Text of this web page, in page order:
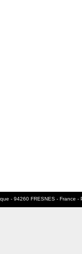
- 94260 FRESNES - France